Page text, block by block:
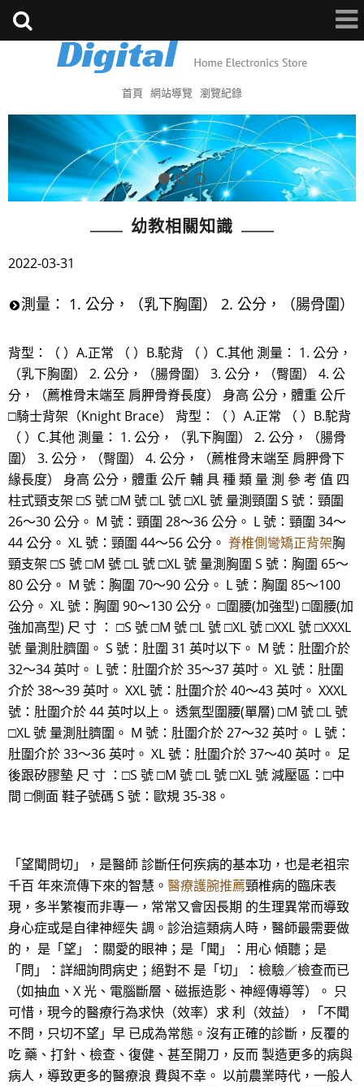
首頁 網站導覽 瀏覽紀錄
幼教相關知識
2022-03-31
測量： 1. 公分，（乳下胸圍） 2. 公分，（腸骨圍）
背型：（ ）A.正常 （ ）B.駝背 （ ）C.其他 測量： 1. 公分，
（乳下胸圍） 2. 公分，（腸骨圍） 3. 公分，（臀圍） 4. 公
分，（薦椎骨末端至 肩胛骨脊長度） 身高 公分，體重 公斤
□騎士背架（Knight Brace） 背型：（ ）A.正常 （ ）B.駝背
（ ）C.其他 測量： 1. 公分，（乳下胸圍） 2. 公分，（腸骨
圍） 3. 公分，（臀圍） 4. 公分，（薦椎骨末端至 肩胛骨下
緣長度） 身高 公分，體重 公斤 輔 具 種 類 量 測 參 考 值 四
柱式頸支架 □S 號 □M 號 □L 號 □XL 號 量測頸圍 S 號：頸圍
26～30 公分。 M 號：頸圍 28～36 公分。 L 號：頸圍 34～
44 公分。 XL 號：頸圍 44～56 公分。 脊椎側彎矯正背架胸
頸支架 □S 號 □M 號 □L 號 □XL 號 量測胸圍 S 號：胸圍 65～
80 公分。 M 號：胸圍 70～90 公分。 L 號：胸圍 85～100
公分。 XL 號：胸圍 90～130 公分。 □圍腰(加強型) □圍腰(加
強加高型) 尺 寸 ： □S 號 □M 號 □L 號 □XL 號 □XXL 號 □XXXL
號 量測肚臍圍。 S 號：肚圍 31 英吋以下。 M 號：肚圍介於
32～34 英吋。 L 號：肚圍介於 35～37 英吋。 XL 號：肚圍
介於 38～39 英吋。 XXL 號：肚圍介於 40～43 英吋。 XXXL
號：肚圍介於 44 英吋以上。 透氣型圍腰(單層) □M 號 □L 號
□XL 號 量測肚臍圍。 M 號：肚圍介於 27～32 英吋。 L 號：
肚圍介於 33～36 英吋。 XL 號：肚圍介於 37～40 英吋。 足
後跟矽膠墊 尺 寸 ：□S 號 □M 號 □L 號 □XL 號 減壓區：□中
間 □側面 鞋子號碼 S 號：歐規 35-38。
「望聞問切」，是醫師 診斷任何疾病的基本功，也是老祖宗
千百 年來流傳下來的智慧。 醫療護腕推薦頸椎病的臨床表
現，多半繁複而非專一，常常又會因長期 的生理異常而導致
身心症或是自律神經失 調。診治這類病人時，醫師最需要做
的， 是「望」：關愛的眼神；是「聞」：用心 傾聽；是
「問」：詳細詢問病史；絕對不 是「切」：檢驗／檢查而已
（如抽血、X 光、電腦斷層、磁振造影、神經傳導等）。 只
可惜，現今的醫療行為求快（效率）求 利（效益），「不聞
不問，只切不望」早 已成為常態。沒有正確的診斷，反覆的
吃 藥、打針、檢查、復健、甚至開刀，反而 製造更多的病與
病人，導致更多的醫療浪 費與不幸。 以前農業時代，一般人